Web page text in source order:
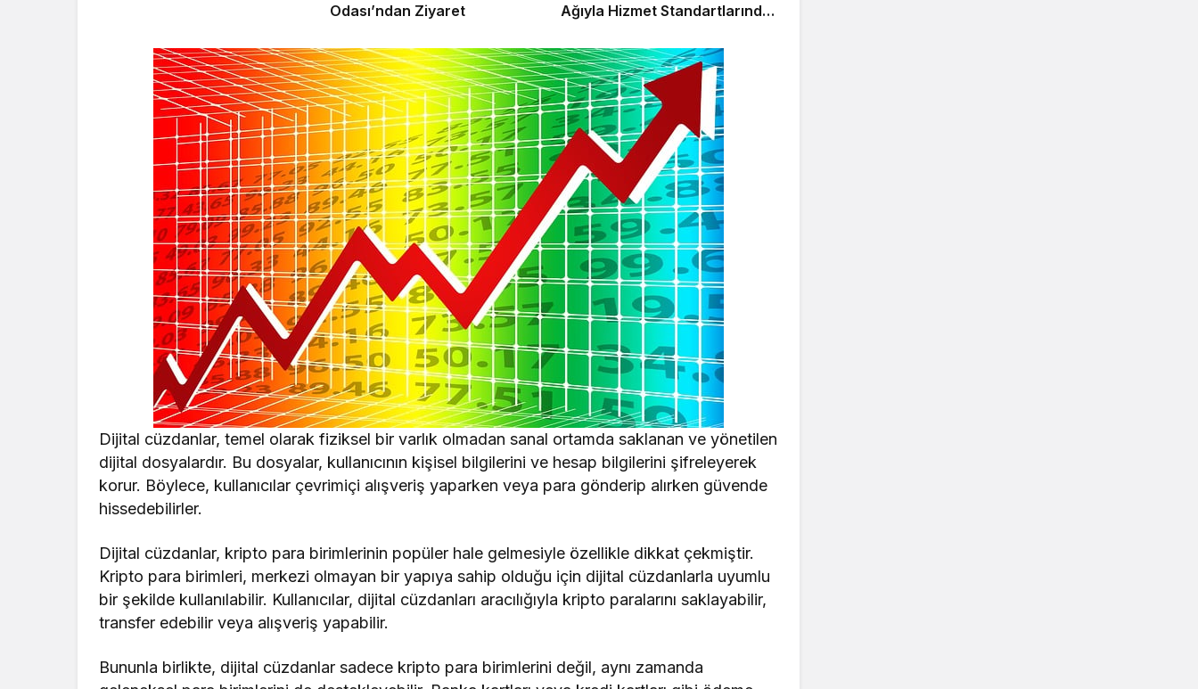
Odası’ndan Ziyaret
Ağıyla Hizmet Standartlarında
Dijital cüzdanlar, temel olarak fiziksel bir varlık olmadan sanal ortamda saklanan ve yönetilen
dijital dosyalardır. Bu dosyalar, kullanıcının kişisel bilgilerini ve hesap bilgilerini şifreleyerek
korur. Böylece, kullanıcılar çevrimiçi alışveriş yaparken veya para gönderip alırken güvende
hissedebilirler.
Dijital cüzdanlar, kripto para birimlerinin popüler hale gelmesiyle özellikle dikkat çekmiştir.
Kripto para birimleri, merkezi olmayan bir yapıya sahip olduğu için dijital cüzdanlarla uyumlu
bir şekilde kullanılabilir. Kullanıcılar, dijital cüzdanları aracılığıyla kripto paralarını saklayabilir,
transfer edebilir veya alışveriş yapabilir.
Bununla birlikte, dijital cüzdanlar sadece kripto para birimlerini değil, aynı zamanda